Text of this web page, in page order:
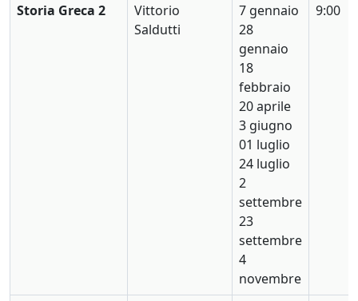
Storia Greca 2
Vittorio
Saldutti
7 gennaio
28
gennaio
18
febbraio
20 aprile
3 giugno
01 luglio
24 luglio
2
settembre
23
settembre
4
novembre
9:00